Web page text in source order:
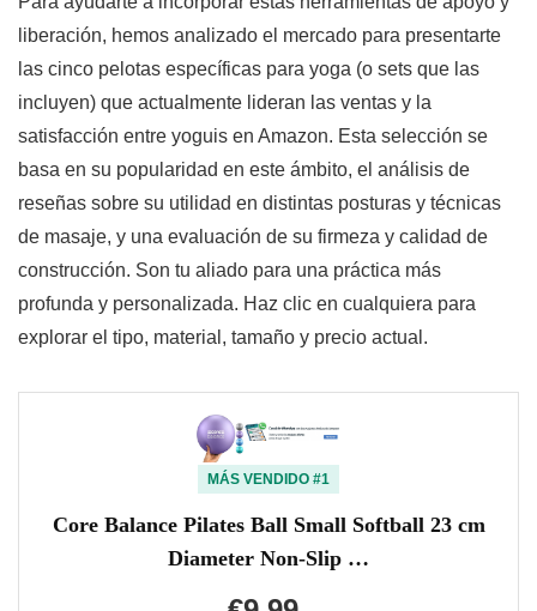
liberación, hemos analizado el mercado para presentarte
las cinco pelotas específicas para yoga (o sets que las
incluyen) que actualmente lideran las ventas y la
satisfacción entre yoguis en Amazon. Esta selección se
basa en su popularidad en este ámbito, el análisis de
reseñas sobre su utilidad en distintas posturas y técnicas
de masaje, y una evaluación de su firmeza y calidad de
construcción. Son tu aliado para una práctica más
profunda y personalizada. Haz clic en cualquiera para
explorar el tipo, material, tamaño y precio actual.
MÁS VENDIDO #1
Core Balance Pilates Ball Small Softball 23 cm
Diameter Non-Slip …